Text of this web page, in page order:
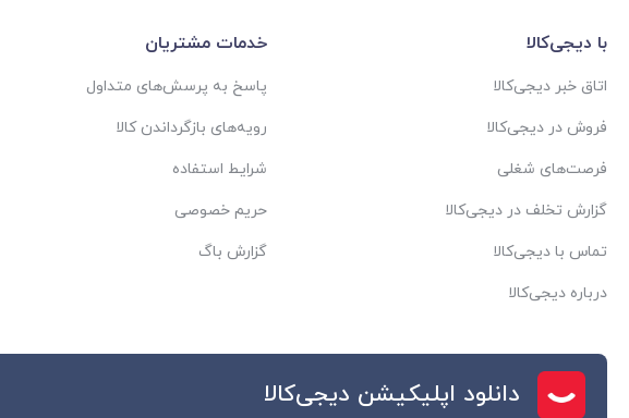
با دیجی‌کالا
اتاق خبر دیجی‌کالا
فروش در دیجی‌کالا
فرصت‌های شغلی
گزارش تخلف در دیجی‌کالا
تماس با دیجی‌کالا
درباره دیجی‌کالا
خدمات مشتریان
پاسخ به پرسش‌های متداول
رویه‌های بازگرداندن کالا
شرایط استفاده
حریم خصوصی
گزارش باگ
دانلود اپلیکیشن دیجی‌کالا